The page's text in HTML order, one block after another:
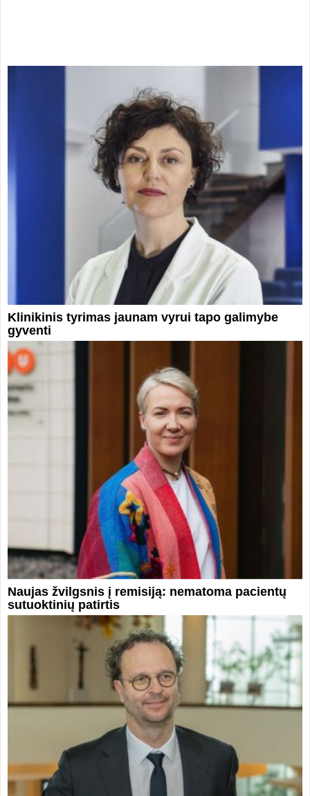
Klinikinis tyrimas jaunam vyrui tapo galimybe
gyventi
Naujas žvilgsnis į remisiją: nematoma pacientų
sutuoktinių patirtis